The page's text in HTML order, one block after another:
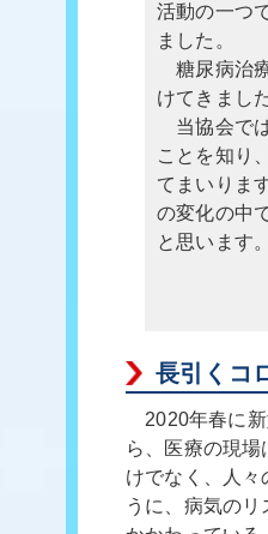
活動の一つ
ました。
糖尿病治
けてきまし
当協会で
ことを知り
てまいりま
の変化の中
と思います。
長引くコ
2020年春に新
ら、医療の現
けでなく、人々
うに、病気の